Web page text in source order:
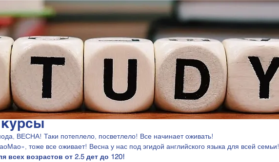
ВЕСНА! Таки потеплело, посветлело! Все начинает оживать!
тоже все оживает! Весна у нас под эгидой английского языка для всей семьи!
всех возрастов от 2.5 дет до 120!